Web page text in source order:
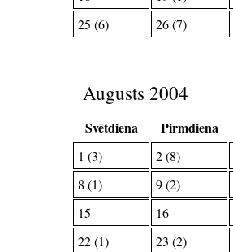
25 (6)
26 (7)
Augusts 2004
Svētdiena Pirmdiena
1 (3) 2 (8)
8 (1)
9 (2)
15
16
22 (1)
23 (2)